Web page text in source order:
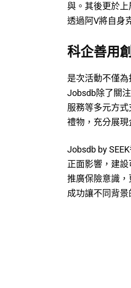
與。其後更於
透過阿V將自身
科企善用
是次活動不僅
Jobsdb除了關
服務等多元方
禮物，充分展現
Jobsdb by
正面影響，建
推廣保險意識
成功讓不同背